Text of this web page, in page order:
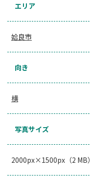
エリア
姶良市
向き
横
写真サイズ
2000px×1500px（2 MB）